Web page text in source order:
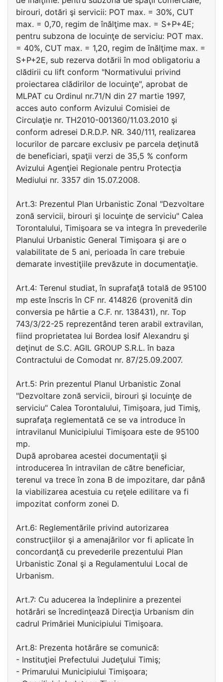
birouri, dotări şi servicii: POT max. = 30%, CUT
max. = 0,70, regim de înălţime max. = S+P+4E;
pentru subzona de locuinţe de serviciu: POT max.
= 40%, CUT max. = 1,20, regim de înălţime max. =
S+P+2E, sub rezerva dotării în mod obligatoriu a
clădirii cu lift conform "Normativului privind
proiectarea clădirilor de locuinţe", aprobat de
MLPAT cu Ordinul nr.71/N din 27 martie 1997,
acces auto conform Avizului Comisiei de
Circulaţie nr. TH2010-001360/11.03.2010 şi
conform adresei D.R.D.P. NR. 340/111, realizarea
locurilor de parcare exclusiv pe parcela deţinută
de beneficiari, spaţii verzi de 35,5 % conform
Avizului Agenţiei Regionale pentru Protecţia
Mediului nr. 3357 din 15.07.2008.
Art.3: Prezentul Plan Urbanistic Zonal "Dezvoltare
zonă servicii, birouri şi locuinţe de serviciu" Calea
Torontalului, Timişoara se va integra în prevederile
Planului Urbanistic General Timişoara şi are o
valabilitate de 5 ani, perioada în care trebuie
demarate investiţiile prevăzute in documentaţie.
Art.4: Terenul studiat, în suprafaţă totală de 95100
mp este înscris în CF nr. 414826 (provenită din
conversia pe hârtie a C.F. nr. 138431), nr. Top
743/3/22-25 reprezentând teren arabil extravilan,
fiind proprietatea lui Bordea Iosif Alexandru şi
deţinut de S.C. AGIL GROUP S.R.L. în baza
Contractului de Comodat nr. 87/25.09.2007.
Art.5: Prin prezentul Planul Urbanistic Zonal
"Dezvoltare zonă servicii, birouri şi locuinţe de
serviciu" Calea Torontalului, Timişoara, jud Timiş,
suprafaţa reglementată ce se va introduce în
intravilanul Municipiului Timişoara este de 95100
mp.
După aprobarea acestei documentaţii şi
introducerea în intravilan de către beneficiar,
terenul va trece în zona B de impozitare, dar până
la viabilizarea acestuia cu reţele edilitare va fi
impozitat conform zonei D.
Art.6: Reglementările privind autorizarea
construcţiilor şi a amenajărilor vor fi aplicate în
concordanţă cu prevederile prezentului Plan
Urbanistic Zonal şi a Regulamentului Local de
Urbanism.
Art.7: Cu aducerea la îndeplinire a prezentei
hotărâri se încredinţează Direcţia Urbanism din
cadrul Primăriei Municipiului Timişoara.
Art.8: Prezenta hotărâre se comunică:
- Instituţiei Prefectului Judeţului Timiş;
- Primarului Municipiului Timişoara;